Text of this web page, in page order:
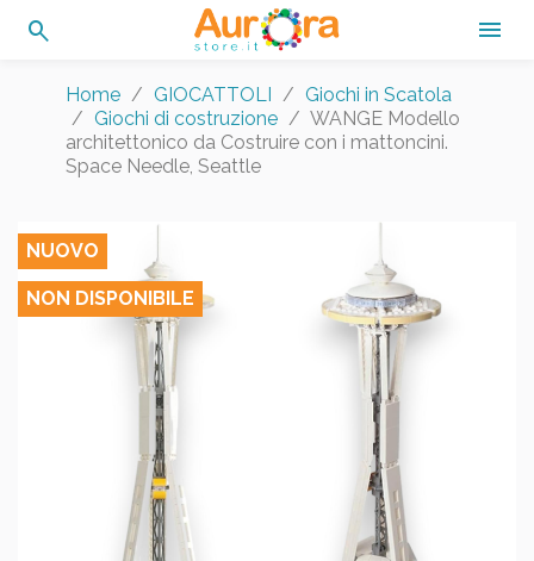
search 
Home GIOCATTOLI
Giochi in Scatola
Giochi di costruzione
WANGE Modello
architettonico da Costruire con i mattoncini.
Space Needle, Seattle
NUOVO
NON DISPONIBILE